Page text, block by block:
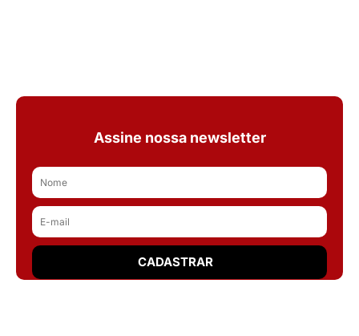
Assine nossa newsletter